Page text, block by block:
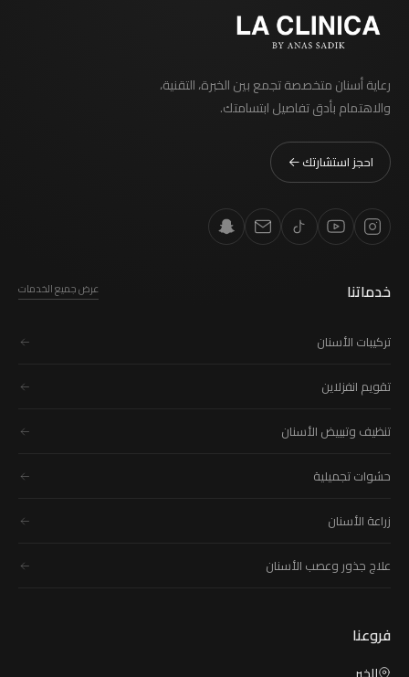
رعاية أسنان متخصصة تجمع بين الخبرة، التقنية،
والاهتمام بأدق تفاصيل ابتسامتك.
احجز استشارتك
خدماتنا عرض جميع الخدمات
تركيبات الأسنان
تقويم انفزلاين
تنظيف وتبييض الأسنان
حشوات تجميلية
زراعة الأسنان
علاج جذور وعصب الأسنان
فروعنا